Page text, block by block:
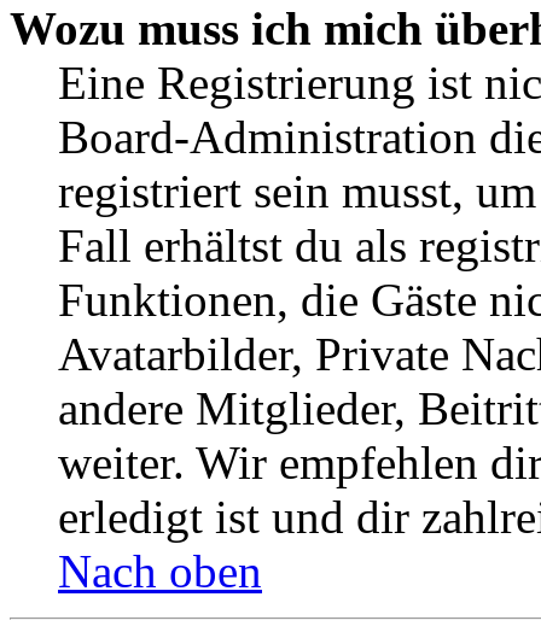
Wozu muss ich mich
Eine Registrierung ist
Board-Administration
registriert sein musst,
Fall erhältst du als
Funktionen, die Gäste
Avatarbilder, Private
andere Mitglieder,
weiter. Wir empfehlen
erledigt ist und dir
Nach oben